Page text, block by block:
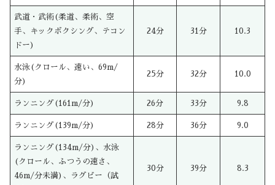
武道・武術(柔道、柔術、空
手、キックボクシング、テコン
ドー)
24分 31分 10.3
水泳(クロール、速い、69m/
分)
25分 32分 10.0
ランニング(161m/分) 26分 33分 9.8
ランニング(139m/分) 28分 36分 9.0
ランニング(134m/分)、水泳
(クロール、ふつうの速さ、
46m/分未満)、ラグビー（試
30分 39分 8.3